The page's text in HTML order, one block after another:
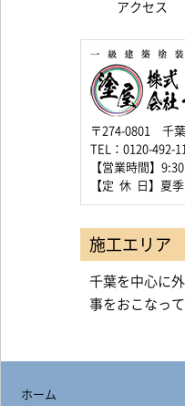
アクセス
〒274-0801 千
TEL：0120-492-
【営業時間】
【定 休 日】夏
施工エリア
千葉を中心に
事をおこなって
ホーム